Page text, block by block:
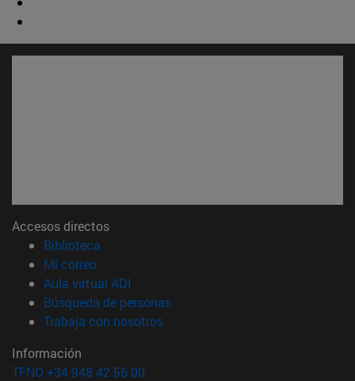
Accesos directos
Biblioteca
Mi correo(abre en nueva ventana)
Aula virtual ADI
Búsqueda de personas(abre en nueva ventana)
Trabaja con nosotros(abre en nueva ventana)
Información
TFNO +34 948 42 56 00